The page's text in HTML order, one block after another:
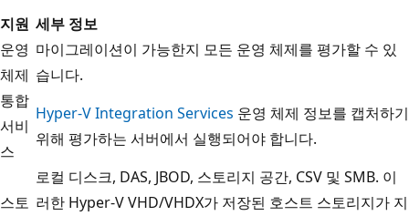
지원 세부 정보
운영
체제
마이그레이션이 가능한지 모든 운영 체제를 평가할 수 있
습니다.
통합
서비
스
Hyper-V Integration Services 운영 체제 정보를 캡처하기
위해 평가하는 서버에서 실행되어야 합니다.
스토
로컬 디스크, DAS, JBOD, 스토리지 공간, CSV 및 SMB. 이
러한 Hyper-V VHD/VHDX가 저장된 호스트 스토리지가 지